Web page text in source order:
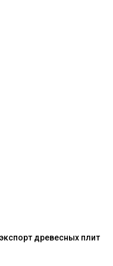
древесных плит